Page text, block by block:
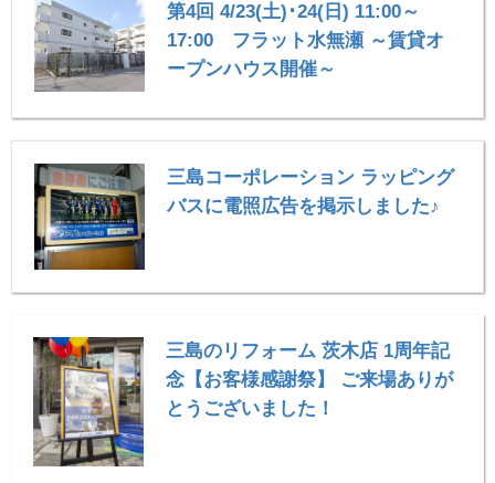
第4回 4/23(土)･24(日) 11:00～
17:00 フラット水無瀬 ～賃貸オ
ープンハウス開催～
三島コーポレーション ラッピング
バスに電照広告を掲示しました♪
三島のリフォーム 茨木店 1周年記
念【お客様感謝祭】 ご来場ありが
とうございました！